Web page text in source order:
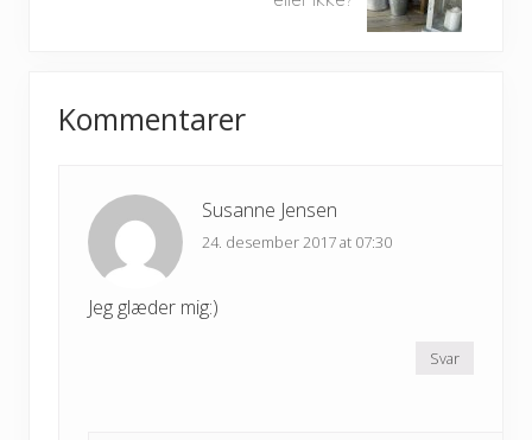
Interactions
Kommentarer
Susanne Jensen
24. desember 2017 at 07:30
Jeg glæder mig:)
Svar